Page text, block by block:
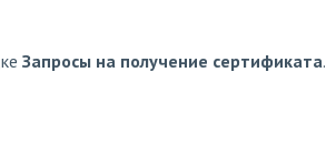
Запросы на получение сертификата.